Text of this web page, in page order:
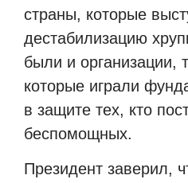
страны, которые
дестабилизацию
были и организации,
которые играли
в защите тех, кто
беспомощных.
Президент заверил,